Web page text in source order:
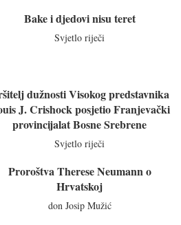
Bake i djedovi nisu teret
Svjetlo riječi
dužnosti Visokog predstavnika
J. Crishock posjetio Franjevački
provincijalat Bosne Srebrene
Svjetlo riječi
Proroštva Therese Neumann o
Hrvatskoj
don Josip Mužić